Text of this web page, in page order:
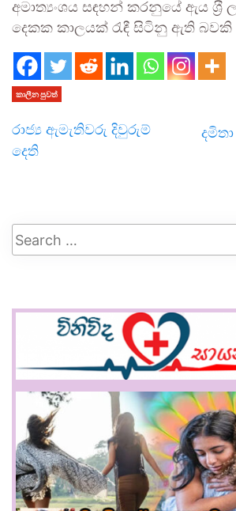
අමාත්‍යංශය සඳහන් කරනුයේ ඇය ශ‍්‍රී
දෙකක කාලයක් රැඳී සිටිනු ඇති බවකි
කාලීන පුවත්
රාජ්‍ය ඇමැතිවරු දිවුරුම්
දෙති